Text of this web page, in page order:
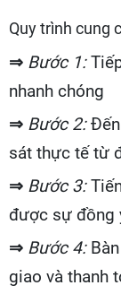
Quy trình cung
⇒ Bước 1:
nhanh chóng
⇒ Bước 2:Đến
sát thực tế từ
⇒ Bước 3:
được sự đồng
⇒ Bước 4:
giao và thanh